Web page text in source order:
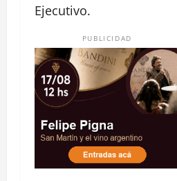
Ejecutivo.
PUBLICIDAD